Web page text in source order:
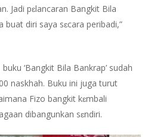
Jadi pɛlancaran Bangkit Bila
diri saya sɛcara peribadi,”
‘Bangkit Bila Bankrap’ sudah
naskhah. Buku ini juga turut
Fizo bangkit kɛmbali
dibangunkan sɛndiri.